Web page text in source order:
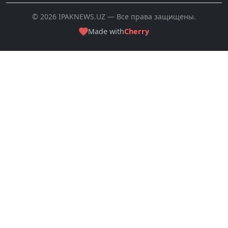
© 2026 IPAKNEWS.UZ — Все права защищены.
Made withCherry